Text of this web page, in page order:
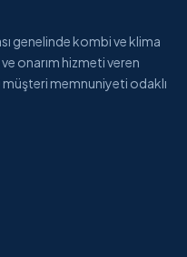
genelinde kombi ve klima
onarım hizmeti veren
memnuniyeti odaklı